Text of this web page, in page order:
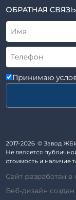
Трубы
Приставки
ГОСТ 14295-75
Лестничные марши
Автопавильоны
Анкера
Балки
Блоки
Кабины
Козырьки входов
Колонны
ТУ
Альбом
ОБРАТНАЯ СВЯЗЬ
Принимаю
2017-2026 © Завод
Не является
стоимость и наличие
Сайт разработан в
Веб-дизайн